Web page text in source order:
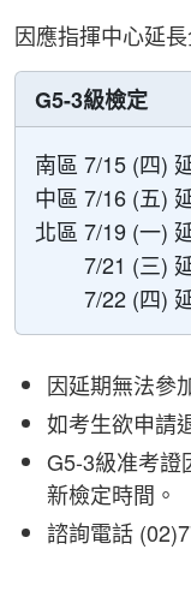
因應指揮中心延
G5-3級檢定
南區 7/15 (四)
中區 7/16 (五)
北區 7/19 (一)
7/21 (三)
7/22 (四)
因延期無法參
如考生欲申請
G5-3級准考證
新檢定時間。
諮詢電話